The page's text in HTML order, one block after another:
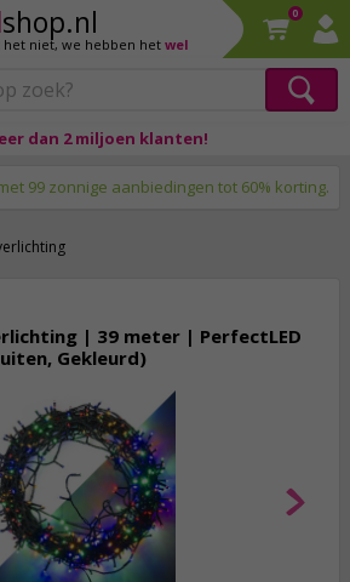
shop.nl
het niet, we hebben het wel
0
dan 2 miljoen klanten!
99 zonnige aanbiedingen tot 60% korting.
| 39 meter | PerfectLED
Gekleurd)